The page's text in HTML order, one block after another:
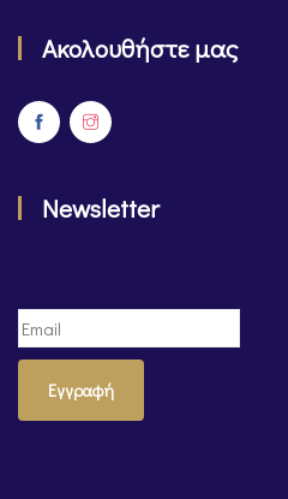
Ακολουθήστε μας
Newsletter
Εγγραφή